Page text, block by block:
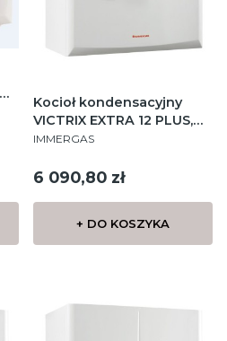
Kocioł kondensacyjny
VICTRIX EXTRA 12 PLUS,
jednofunkcyjny, wiszący
PRODUCENT
IMMERGAS
Cena
6 090,80 zł
+ DO KOSZYKA